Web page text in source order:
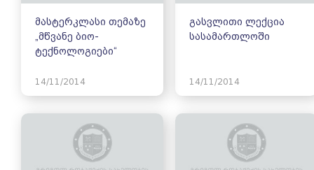
მასტერკლასი თემაზე
„მწვანე ბიო-
ტექნოლოგიები“
14/11/2014
გასვლითი ლექცია
სასამართლოში
14/11/2014